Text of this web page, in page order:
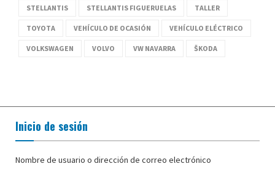
STELLANTIS STELLANTIS FIGUERUELAS TALLER
TOYOTA VEHÍCULO DE OCASIÓN VEHÍCULO ELÉCTRICO
VOLKSWAGEN VOLVO VW NAVARRA ŠKODA
Inicio de sesión
Nombre de usuario o dirección de correo electrónico